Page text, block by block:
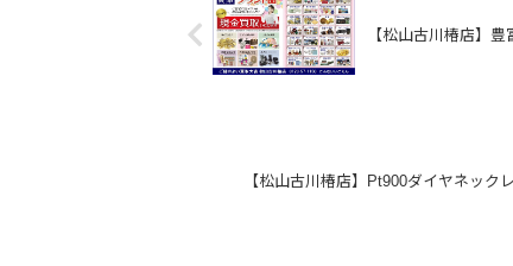
【松山古川椿店】
【松山古川椿店】Pt900ダイヤネッ